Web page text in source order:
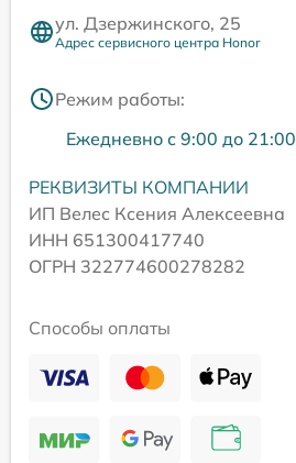
ул. Дзержинского, 25
Адрес сервисного центра Honor
Режим работы:
Ежедневно с 9:00 до 21:00
РЕКВИЗИТЫ КОМПАНИИ
ИП Велес Ксения Алексеевна
ИНН 651300417740
ОГРН 322774600278282
Способы оплаты